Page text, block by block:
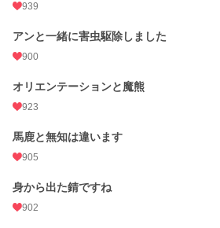
939
アンと一緒に害虫駆除しました
900
オリエンテーションと魔熊
923
馬鹿と無知は違います
905
身から出た錆ですね
902